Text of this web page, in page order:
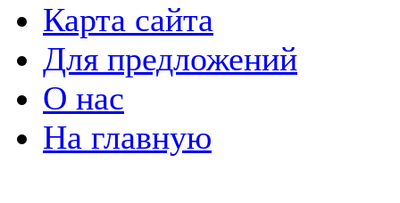
Карта сайта
Для предложений
О нас
На главную